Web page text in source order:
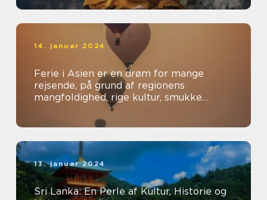
14. januar 2024
Ferie i Asien er en drøm for mange
rejsende, på grund af regionens
mangfoldighed, rige kultur, smukke
landskaber og spændende oplevelser
13. januar 2024
Sri Lanka: En Perle af Kultur, Historie og